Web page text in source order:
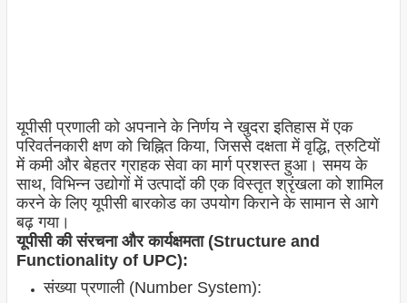
यूपीसी प्रणाली को अपनाने के निर्णय ने खुदरा इतिहास में एक
परिवर्तनकारी क्षण को चिह्नित किया, जिससे दक्षता में वृद्धि, त्रुटियों
में कमी और बेहतर ग्राहक सेवा का मार्ग प्रशस्त हुआ। समय के
साथ, विभिन्न उद्योगों में उत्पादों की एक विस्तृत श्रृंखला को शामिल
करने के लिए यूपीसी बारकोड का उपयोग किराने के सामान से आगे
बढ़ गया।
यूपीसी की संरचना और कार्यक्षमता (Structure and
Functionality of UPC):
संख्या प्रणाली (Number System):